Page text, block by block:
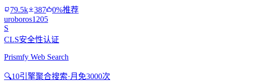
79.5k 387
0%推荐
uroboros1205
S
CLS安全性认证
Prismfy Web Search
🔍10引擎聚合搜索·月免3000次